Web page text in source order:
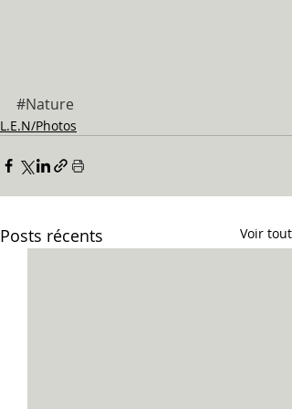
#Nature
L.E.N/Photos
Posts récents Voir tout